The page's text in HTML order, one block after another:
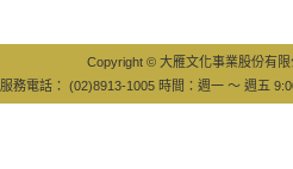
Copyright © 大雁文化事業股份有
服務電話： (02)8913-1005 時間：週一 ～ 週五